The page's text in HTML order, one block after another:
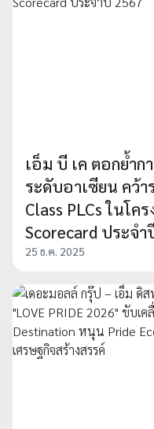
เอ็ม บี เค ตอกย้ำก
ระดับอาเซียน คว้า
Class PLCs ในโคร
Scorecard ประจำ
25 ธ.ค. 2025